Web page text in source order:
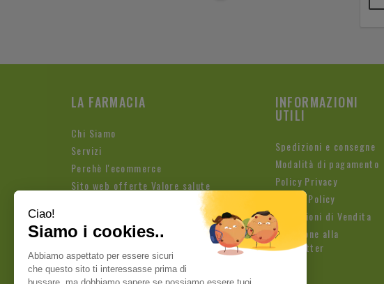
LA FARMACIA
Chi Siamo
Servizi
Perchè l'ecommerce
Sito web offerte Valore salute
INFORMAZIONI
UTILI
Spedizioni e consegne
Modalità di pagamento
Policy Privacy
Cookie Policy
Condizioni di Vendita
Iscrizione alla
Newsletter